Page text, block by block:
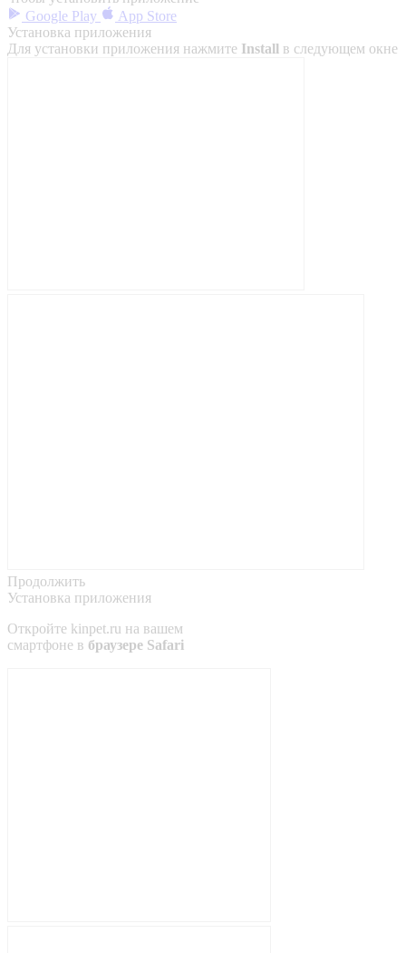
Google Play
App Store
Установка приложения
Для установки приложения нажмите Install в следующем окне
Продолжить
Установка приложения
Откройте kinpet.ru на вашем
смартфоне в браузере Safari